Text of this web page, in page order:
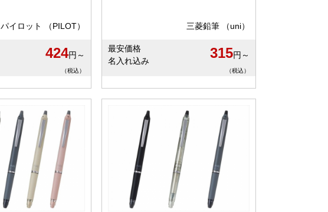
パイロット （PILOT）
424円～
（税込）
三菱鉛筆 （uni）
最安価格
名入れ込み
315円～
（税込）